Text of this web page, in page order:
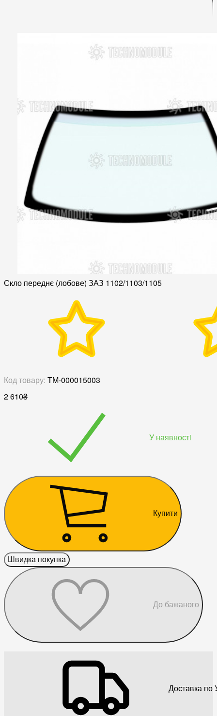
Скло переднє (лобове) ЗАЗ 1102/1103/1105
Код товару: TM-000015003
2 610₴
У наявностi
Купити
Швидка покупка
До бажаного
Доставка по